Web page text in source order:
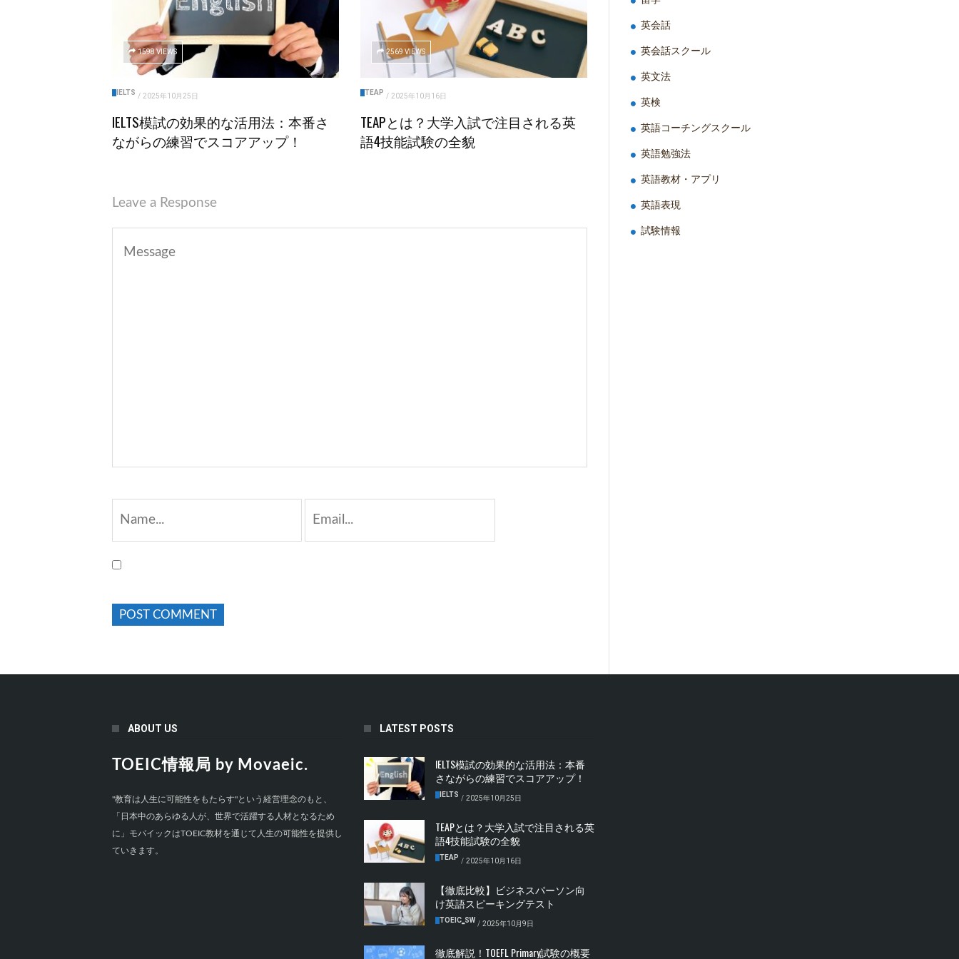
1598 VIEWS
IELTS / 2025年10月25日
IELTS模試の効果的な活用法：本番さ
ながらの練習でスコアアップ！
2569 VIEWS
TEAP / 2025年10月16日
TEAPとは？大学入試で注目される英
語4技能試験の全貌
Leave a Response
英会話
英会話スクール
英文法
英検
英語コーチングスクール
英語勉強法
英語教材・アプリ
英語表現
試験情報
ABOUT US
TOEIC情報局 by Movaeic.
"教育は人生に可能性をもたらす"という経営理念のもと、
「日本中のあらゆる人が、世界で活躍する人材となるため
に」モバイックはTOEIC教材を通じて人生の可能性を提供し
ていきます。
LATEST POSTS
IELTS模試の効果的な活用法：本番
さながらの練習でスコアアップ！
IELTS / 2025年10月25日
TEAPとは？大学入試で注目される英
語4技能試験の全貌
TEAP / 2025年10月16日
【徹底比較】ビジネスパーソン向
け英語スピーキングテスト
TOEIC‗SW / 2025年10月9日
徹底解説！TOEFL Primary試験の概要